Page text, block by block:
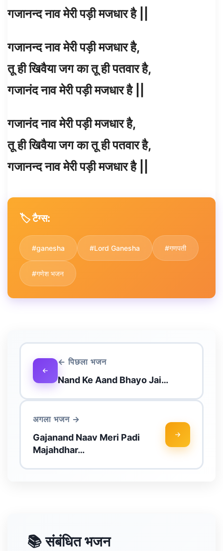
गजानन्द नाव मेरी पड़ी मजधार है ||
गजानन्द नाव मेरी पड़ी मजधार है,
तू ही खिवैया जग का तू ही पतवार है,
गजानंद नाव मेरी पड़ी मजधार है ||
गजानंद नाव मेरी पड़ी मजधार है,
तू ही खिवैया जग का तू ही पतवार है,
गजानन्द नाव मेरी पड़ी मजधार है ||
🏷️ टैग्स:
#ganesha #Lord Ganesha #गणपती
#गणेश भजन
← पिछला भजन
Nand Ke Aand Bhayo Jai…
अगला भजन →
Gajanand Naav Meri Padi
Majahdhar…
📚 संबंधित भजन